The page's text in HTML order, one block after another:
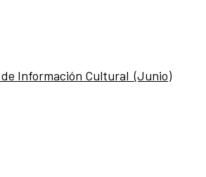
de Información Cultural (Junio)